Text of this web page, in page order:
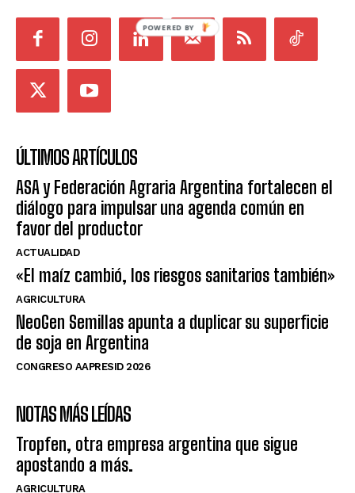
ÚLTIMOS ARTÍCULOS
ASA y Federación Agraria Argentina fortalecen el
diálogo para impulsar una agenda común en
favor del productor
ACTUALIDAD
«El maíz cambió, los riesgos sanitarios también»
AGRICULTURA
NeoGen Semillas apunta a duplicar su superficie
de soja en Argentina
CONGRESO AAPRESID 2026
NOTAS MÁS LEÍDAS
Tropfen, otra empresa argentina que sigue
apostando a más.
AGRICULTURA
POWERED BY